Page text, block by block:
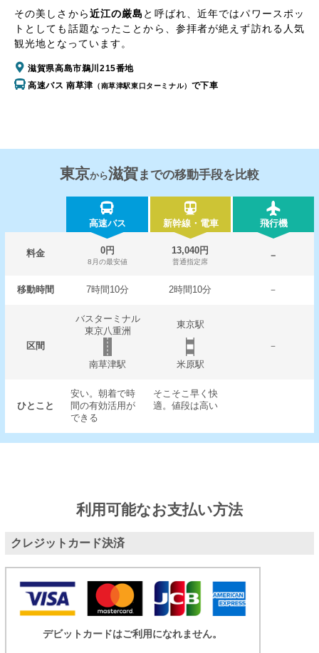
その美しさから近江の厳島 と呼ばれ、近年ではパワースポッ
トとしても話題なったことから、参拝者が絶えず訪れる人気
観光地となっています。
滋賀県高島市鵜川215番地
高速バス 南草津 （南草津駅東口ターミナル） で下車
東京から滋賀までの移動手段を比較
高速バス 新幹線・電車 飛行機
料金 0円
8月の最安値
13,040円
普通指定席
－
移動時間 7時間10分 2時間10分 －
区間
バスターミナル
東京八重洲
東京駅
－
南草津駅
米原駅
ひとこと
安い。朝着で時
間の有効活用が
できる
そこそこ早く快
適。値段は高い
利用可能なお支払い方法
クレジットカード決済
デビットカードはご利用になれません。